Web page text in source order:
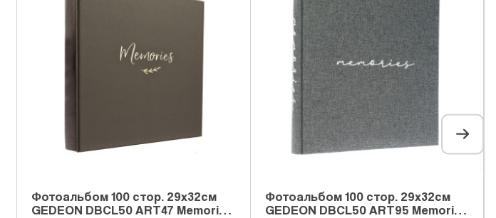
Фотоальбом 100 стор. 29x32см
GEDEON DBCL50 ART47 Memori…
Фотоальбом 100 стор. 29x32см
GEDEON DBCL50 ART95 Memori…